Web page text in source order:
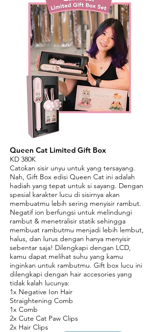
Queen Cat Limited Gift Box
KD 380K
Catokan sisir unyu untuk yang tersayang.
Nah, Gift Box edisi Queen Cat ini adalah
hadiah yang tepat untuk si sayang. Dengan
spesial karakter lucu di sisirnya akan
membuatmu lebih sering menyisir rambut.
Negatif ion berfungsi untuk melindungi
rambut & menetralisir statik sehingga
membuat rambutmu menjadi lebih lembut,
halus, dan lurus dengan hanya menyisir
sebentar saja! Dilengkapi dengan LCD,
kamu dapat melihat suhu yang kamu
inginkan untuk rambutmu. Gift box lucu ini
dilengkapi dengan hair accesories yang
tidak kalah lucunya:
1x Negative Ion Hair
Straightening Comb
1x Comb
2x Cute Cat Paw Clips
2x Hair Clips